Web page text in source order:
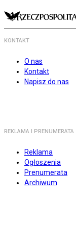
KONTAKT
O nas
Kontakt
Napisz do nas
REKLAMA I PRENUMERATA
Reklama
Ogłoszenia
Prenumerata
Archiwum